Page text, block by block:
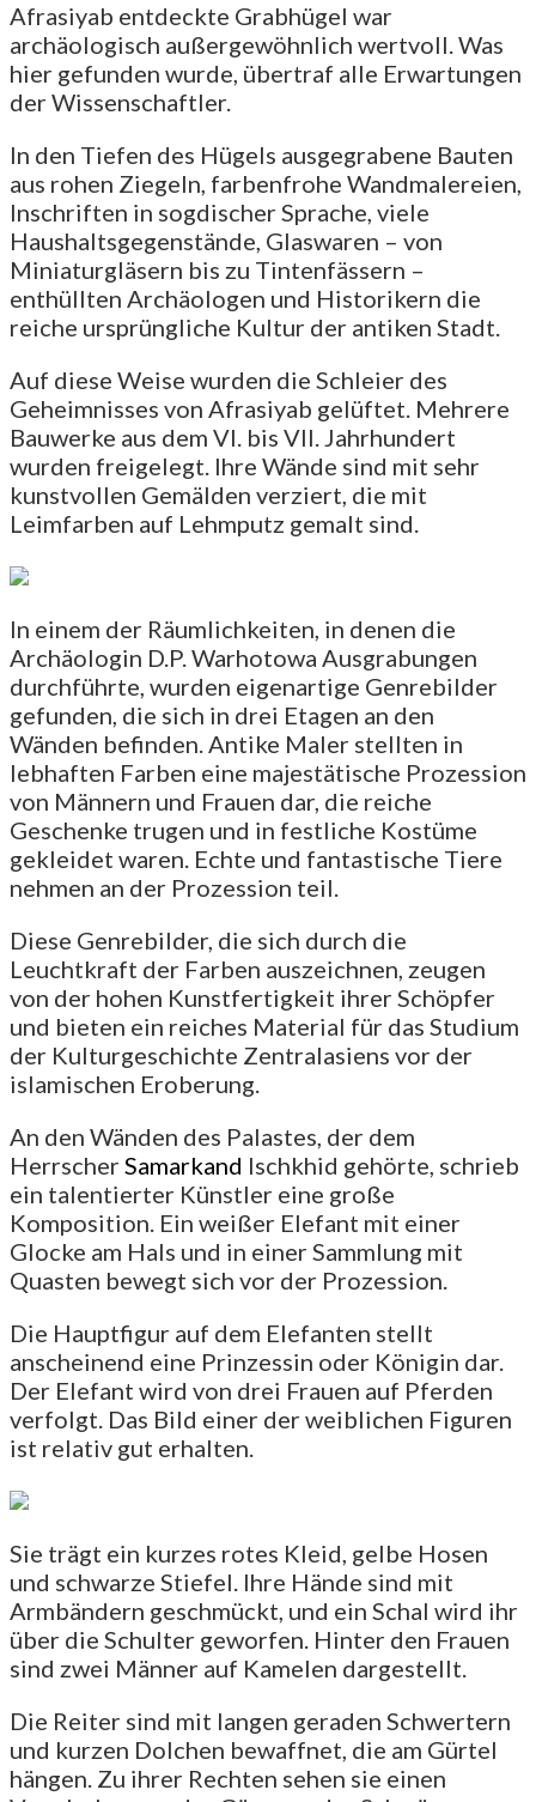
Afrasiyab entdeckte Grabhügel war
archäologisch außergewöhnlich wertvoll. Was
hier gefunden wurde, übertraf alle Erwartungen
der Wissenschaftler.
In den Tiefen des Hügels ausgegrabene Bauten
aus rohen Ziegeln, farbenfrohe Wandmalereien,
Inschriften in sogdischer Sprache, viele
Haushaltsgegenstände, Glaswaren – von
Miniaturgläsern bis zu Tintenfässern –
enthüllten Archäologen und Historikern die
reiche ursprüngliche Kultur der antiken Stadt.
Auf diese Weise wurden die Schleier des
Geheimnisses von Afrasiyab gelüftet. Mehrere
Bauwerke aus dem VI. bis VII. Jahrhundert
wurden freigelegt. Ihre Wände sind mit sehr
kunstvollen Gemälden verziert, die mit
Leimfarben auf Lehmputz gemalt sind.
In einem der Räumlichkeiten, in denen die
Archäologin D.P. Warhotowa Ausgrabungen
durchführte, wurden eigenartige Genrebilder
gefunden, die sich in drei Etagen an den
Wänden befinden. Antike Maler stellten in
lebhaften Farben eine majestätische Prozession
von Männern und Frauen dar, die reiche
Geschenke trugen und in festliche Kostüme
gekleidet waren. Echte und fantastische Tiere
nehmen an der Prozession teil.
Diese Genrebilder, die sich durch die
Leuchtkraft der Farben auszeichnen, zeugen
von der hohen Kunstfertigkeit ihrer Schöpfer
und bieten ein reiches Material für das Studium
der Kulturgeschichte Zentralasiens vor der
islamischen Eroberung.
An den Wänden des Palastes, der dem
HerrscherSamarkand Ischkhid gehörte, schrieb
ein talentierter Künstler eine große
Komposition. Ein weißer Elefant mit einer
Glocke am Hals und in einer Sammlung mit
Quasten bewegt sich vor der Prozession.
Die Hauptfigur auf dem Elefanten stellt
anscheinend eine Prinzessin oder Königin dar.
Der Elefant wird von drei Frauen auf Pferden
verfolgt. Das Bild einer der weiblichen Figuren
ist relativ gut erhalten.
Sie trägt ein kurzes rotes Kleid, gelbe Hosen
und schwarze Stiefel. Ihre Hände sind mit
Armbändern geschmückt, und ein Schal wird ihr
über die Schulter geworfen. Hinter den Frauen
sind zwei Männer auf Kamelen dargestellt.
Die Reiter sind mit langen geraden Schwertern
und kurzen Dolchen bewaffnet, die am Gürtel
hängen. Zu ihrer Rechten sehen sie einen